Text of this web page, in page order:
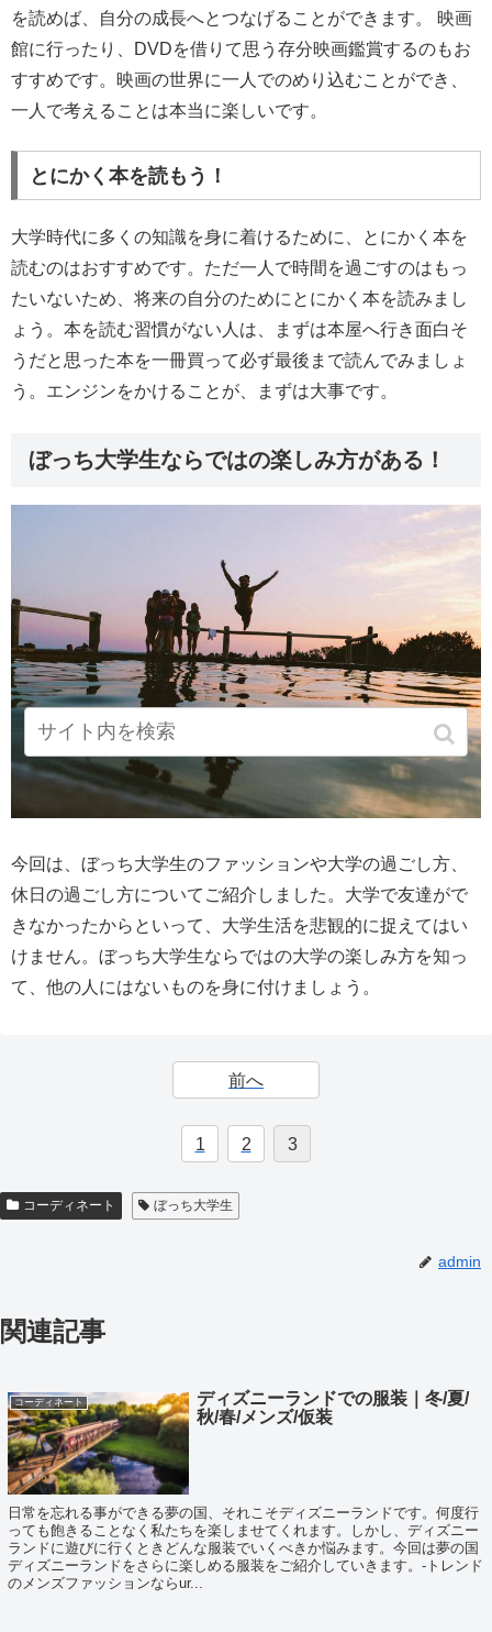
を読めば、自分の成長へとつなげることができます。 映画
館に行ったり、DVDを借りて思う存分映画鑑賞するのもお
すすめです。映画の世界に一人でのめり込むことができ、
一人で考えることは本当に楽しいです。
とにかく本を読もう！
大学時代に多くの知識を身に着けるために、とにかく本を
読むのはおすすめです。ただ一人で時間を過ごすのはもっ
たいないため、将来の自分のためにとにかく本を読みまし
ょう。本を読む習慣がない人は、まずは本屋へ行き面白そ
うだと思った本を一冊買って必ず最後まで読んでみましょ
う。エンジンをかけることが、まずは大事です。
ぼっち大学生ならではの楽しみ方がある！
今回は、ぼっち大学生のファッションや大学の過ごし方、
休日の過ごし方についてご紹介しました。大学で友達がで
きなかったからといって、大学生活を悲観的に捉えてはい
けません。ぼっち大学生ならではの大学の楽しみ方を知っ
て、他の人にはないものを身に付けましょう。
前へ
1 2 3
コーディネート ぼっち大学生
admin
関連記事
コーディネート
ディズニーランドでの服装｜冬/夏/
秋/春/メンズ/仮装
日常を忘れる事ができる夢の国、それこそディズニーランドです。何度行
っても飽きることなく私たちを楽しませてくれます。しかし、ディズニー
ランドに遊びに行くときどんな服装でいくべきか悩みます。今回は夢の国
ディズニーランドをさらに楽しめる服装をご紹介していきます。-トレンド
のメンズファッションならur...